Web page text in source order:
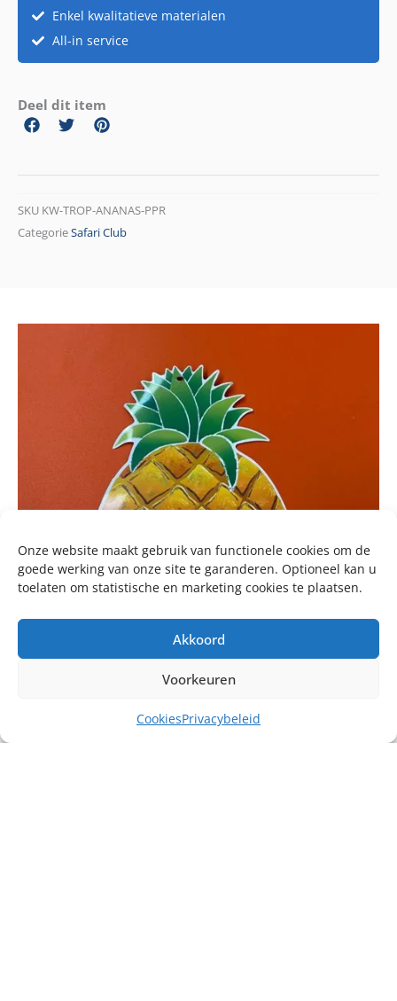
Onze website maakt gebruik van functionele cookies om de
goede werking van onze site te garanderen. Optioneel kan u
toelaten om statistische en marketing cookies te plaatsen.
Akkoord
Voorkeuren
CookiesPrivacybeleid
Enkel kwalitatieve materialen
All-in service
Deel dit item
SKU KW-TROP-ANANAS-PPR
CategorieSafari Club